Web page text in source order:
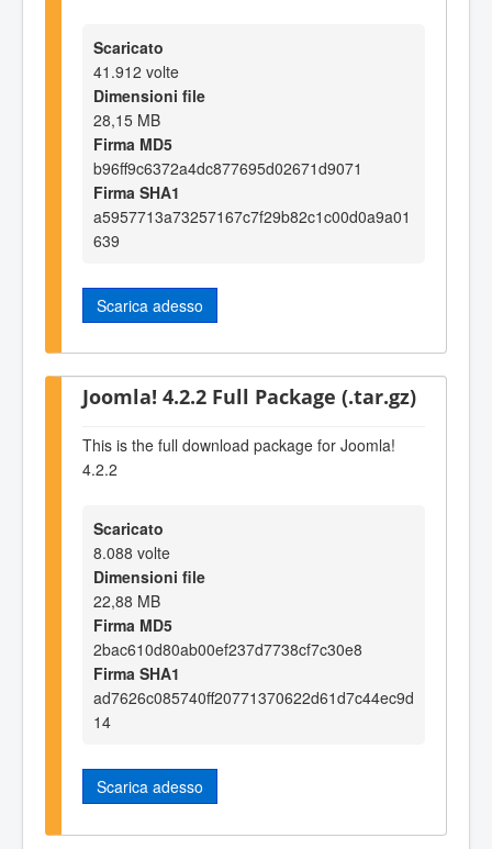
Scaricato
41.912 volte
Dimensioni file
28,15 MB
Firma MD5
b96ff9c6372a4dc877695d02671d9071
Firma SHA1
a5957713a73257167c7f29b82c1c00d0a9a01
639
Scarica adesso
Joomla! 4.2.2 Full Package (.tar.gz)
This is the full download package for Joomla!
4.2.2
Scaricato
8.088 volte
Dimensioni file
22,88 MB
Firma MD5
2bac610d80ab00ef237d7738cf7c30e8
Firma SHA1
ad7626c085740ff20771370622d61d7c44ec9d
14
Scarica adesso